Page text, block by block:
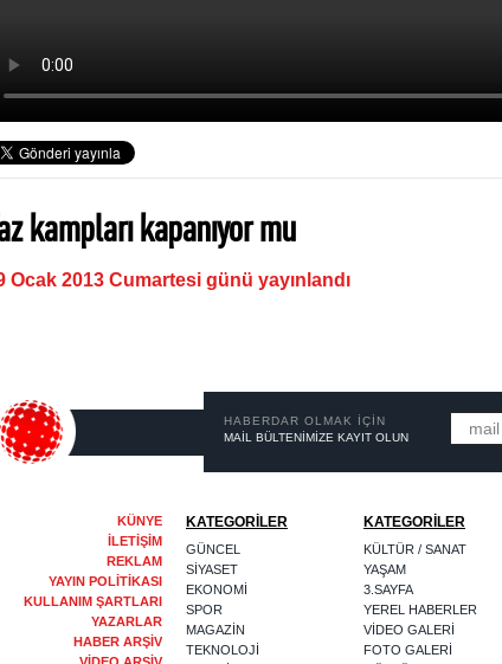
kampları kapanıyor mu
Ocak 2013 Cumartesi günü yayınlandı
HABERDAR OLMAK İÇİN
MAİL BÜLTENİMİZE KAYIT OLUN
KÜNYE
İLETİŞİM
REKLAM
YAYIN POLİTİKASI
KULLANIM ŞARTLARI
YAZARLAR
HABER ARŞİV
VİDEO ARŞİV
KATEGORİLER
GÜNCEL
SİYASET
EKONOMİ
SPOR
MAGAZİN
TEKNOLOJİ
KATEGORİLER
KÜLTÜR / SANAT
YAŞAM
3.SAYFA
YEREL HABERLER
VİDEO GALERİ
FOTO GALERİ